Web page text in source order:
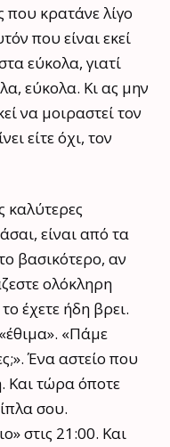
που κρατάνε λίγο
που είναι εκεί
εύκολα, γιατί
εύκολα. Κι ας μην
να μοιραστεί τον
είτε όχι, τον
καλύτερες
είναι από τα
βασικότερο, αν
ολόκληρη
έχετε ήδη βρει.
«Πάμε
Ένα αστείο που
Και τώρα όποτε
σου.
στις 21:00. Και